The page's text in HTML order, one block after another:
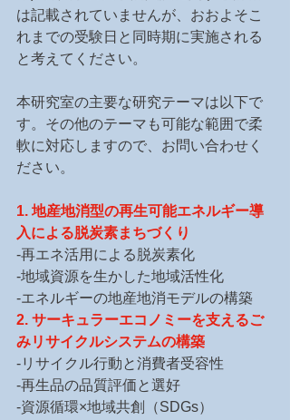
は記載されていませんが、おおよそこ
れまでの受験日と同時期に実施される
と考えてください。
本研究室の主要な研究テーマは以下で
す。その他のテーマも可能な範囲で柔
軟に対応しますので、お問い合わせく
ださい。
1. 地産地消型の再生可能エネルギー導
入による脱炭素まちづくり
-再エネ活用による脱炭素化
-地域資源を生かした地域活性化
-エネルギーの地産地消モデルの構築
2. サーキュラーエコノミーを支えるご
みリサイクルシステムの構築
-リサイクル行動と消費者受容性
-再生品の品質評価と選好
-資源循環×地域共創（SDGs）